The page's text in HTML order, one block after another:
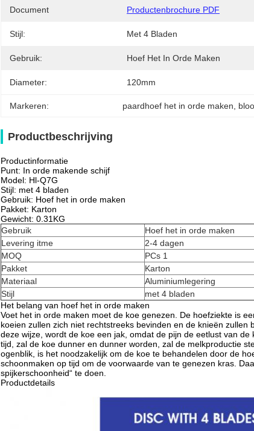
Document Productenbrochure PDF
Stijl: Met 4 Bladen
Gebruik: Hoef Het In Orde Maken
Diameter: 120mm
Markeren: paardhoef het in orde maken
Productbeschrijving
Productinformatie
Punt: In orde makende schijf
Model: Hl-Q7G
Stijl: met 4 bladen
Gebruik: Hoef het in orde maken
Pakket: Karton
Gewicht: 0.31KG
Gebruik
Hoef het in orde maken
Levering itme
2-4 dagen
MOQ
PCs 1
Pakket
Karton
Materiaal
Aluminiumlegering
Stijl
met 4 bladen
Het belang van hoef het in orde maken
Voet het in orde maken moet de koe genezen. De hoefziekte is
koeien zullen zich niet rechtstreeks bevinden en de knieën
deze wijze, wordt de koe een jak, omdat de pijn de eetlust van
tijd, zal de koe dunner en dunner worden, zal de melkproductie
ogenblik, is het noodzakelijk om de koe te behandelen door de
schoonmaken op tijd om de voorwaarde van te genezen kras.
spijkerschoonheid“ te doen.
Productdetails